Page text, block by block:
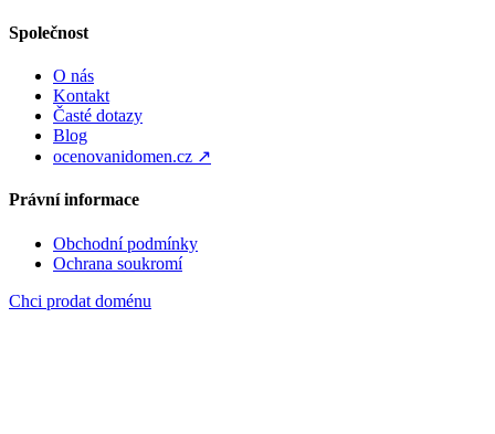
Společnost
O nás
Kontakt
Časté dotazy
Blog
ocenovanidomen.cz ↗
Právní informace
Obchodní podmínky
Ochrana soukromí
Chci prodat doménu